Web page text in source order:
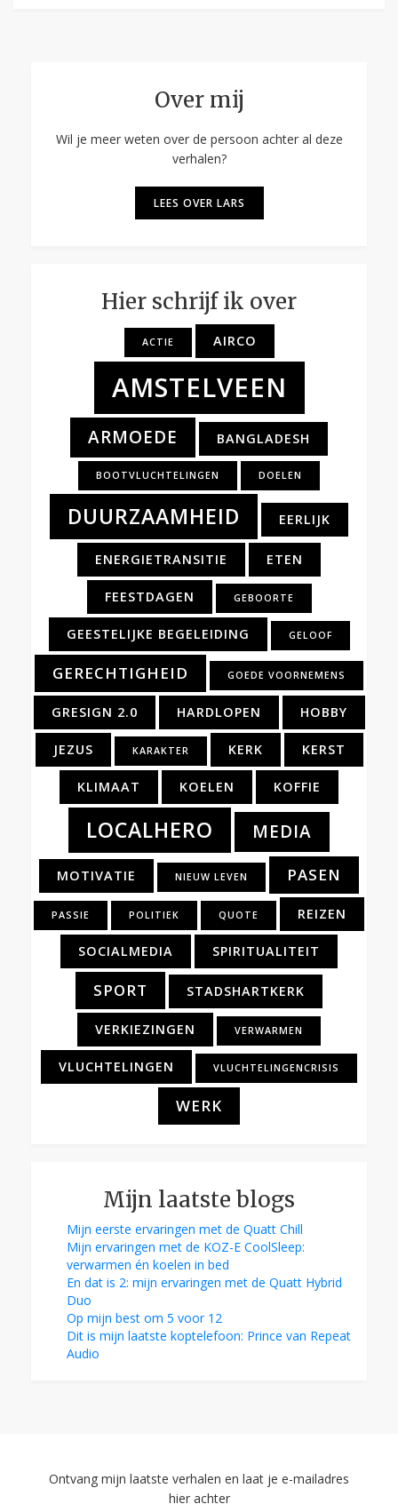
Over mij
Wil je meer weten over de persoon achter al deze
verhalen?
LEES OVER LARS
Hier schrijf ik over
ACTIE AIRCO
AMSTELVEEN
ARMOEDE BANGLADESH
BOOTVLUCHTELINGEN DOELEN
DUURZAAMHEID EERLIJK
ENERGIETRANSITIE ETEN
FEESTDAGEN GEBOORTE
GEESTELIJKE BEGELEIDING GELOOF
GERECHTIGHEID GOEDE VOORNEMENS
GRESIGN 2.0 HARDLOPEN HOBBY
JEZUS KARAKTER KERK KERST
KLIMAAT KOELEN KOFFIE
LOCALHERO MEDIA
MOTIVATIE NIEUW LEVEN PASEN
PASSIE POLITIEK QUOTE REIZEN
SOCIALMEDIA SPIRITUALITEIT
SPORT STADSHARTKERK
VERKIEZINGEN VERWARMEN
VLUCHTELINGEN VLUCHTELINGENCRISIS
WERK
Mijn laatste blogs
Mijn eerste ervaringen met de Quatt Chill
Mijn ervaringen met de KOZ-E CoolSleep:
verwarmen én koelen in bed
En dat is 2: mijn ervaringen met de Quatt Hybrid
Duo
Op mijn best om 5 voor 12
Dit is mijn laatste koptelefoon: Prince van Repeat
Audio
Ontvang mijn laatste verhalen en laat je e-mailadres
hier achter